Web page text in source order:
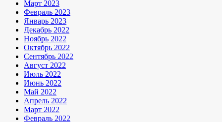
Март 2023
Февраль 2023
Январь 2023
Декабрь 2022
Ноябрь 2022
Октябрь 2022
Сентябрь 2022
Август 2022
Июль 2022
Июнь 2022
Май 2022
Апрель 2022
Март 2022
Февраль 2022